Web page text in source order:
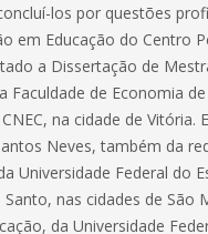
los por questões
em Educação do Centro
a Dissertação de
Faculdade de Economia
na cidade de Vitória.
Neves, também da
Universidade Federal do
nas cidades de São
da Universidade